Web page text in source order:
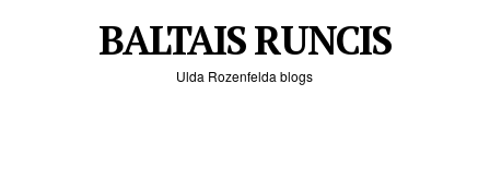
BALTAIS RUNCIS
Ulda Rozenfelda blogs